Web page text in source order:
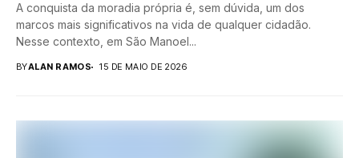
A conquista da moradia própria é, sem dúvida, um dos
marcos mais significativos na vida de qualquer cidadão.
Nesse contexto, em São Manoel...
BYALAN RAMOS 15 DE MAIO DE 2026